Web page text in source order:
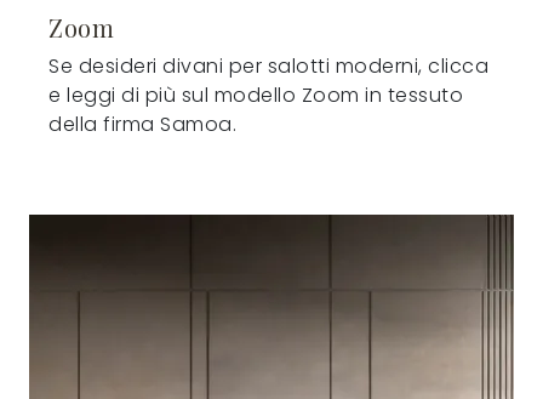
Zoom
Se desideri divani per salotti moderni, clicca
e leggi di più sul modello Zoom in tessuto
della firma Samoa.